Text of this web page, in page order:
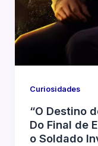
Curiosidades
“O Destino
Do Final de
o Soldado